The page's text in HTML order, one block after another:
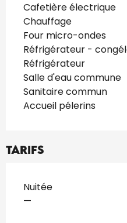
Cafetière électrique
Chauffage
Four micro-ondes
Réfrigérateur -
Réfrigérateur
Salle d'eau commune
Sanitaire commun
Accueil pélerins
Tarifs
Tarifs 2026
Nuitée
—